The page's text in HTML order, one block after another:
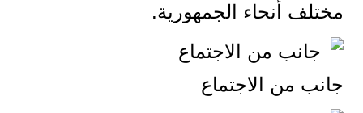
مختلف أنحاء الجمهورية.
جانب من الاجتماع